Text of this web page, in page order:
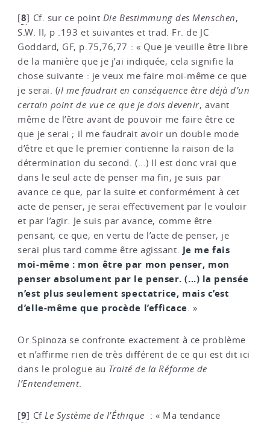
[8] Cf. sur ce point Die Bestimmung des Menschen,
S.W. II, p .193 et suivantes et trad. Fr. de JC
Goddard, GF, p.75,76,77 : « Que je veuille être libre
de la manière que je j’ai indiquée, cela signifie la
chose suivante : je veux me faire moi-même ce que
je serai. (il me faudrait en conséquence être déjà d’un
certain point de vue ce que je dois devenir, avant
même de l’être avant de pouvoir me faire être ce
que je serai ; il me faudrait avoir un double mode
d’être et que le premier contienne la raison de la
détermination du second. (...) Il est donc vrai que
dans le seul acte de penser ma fin, je suis par
avance ce que, par la suite et conformément à cet
acte de penser, je serai effectivement par le vouloir
et par l’agir. Je suis par avance, comme être
pensant, ce que, en vertu de l’acte de penser, je
serai plus tard comme être agissant. Je me fais
moi-même : mon être par mon penser, mon
penser absolument par le penser. (...) la pensée
n’est plus seulement spectatrice, mais c’est
d’elle-même que procède l’efficace . »
Or Spinoza se confronte exactement à ce problème
et n’affirme rien de très différent de ce qui est dit ici
dans le prologue au Traité de la Réforme de
l’Entendement.
[9] CfLe Système de l’Éthique : « Ma tendance